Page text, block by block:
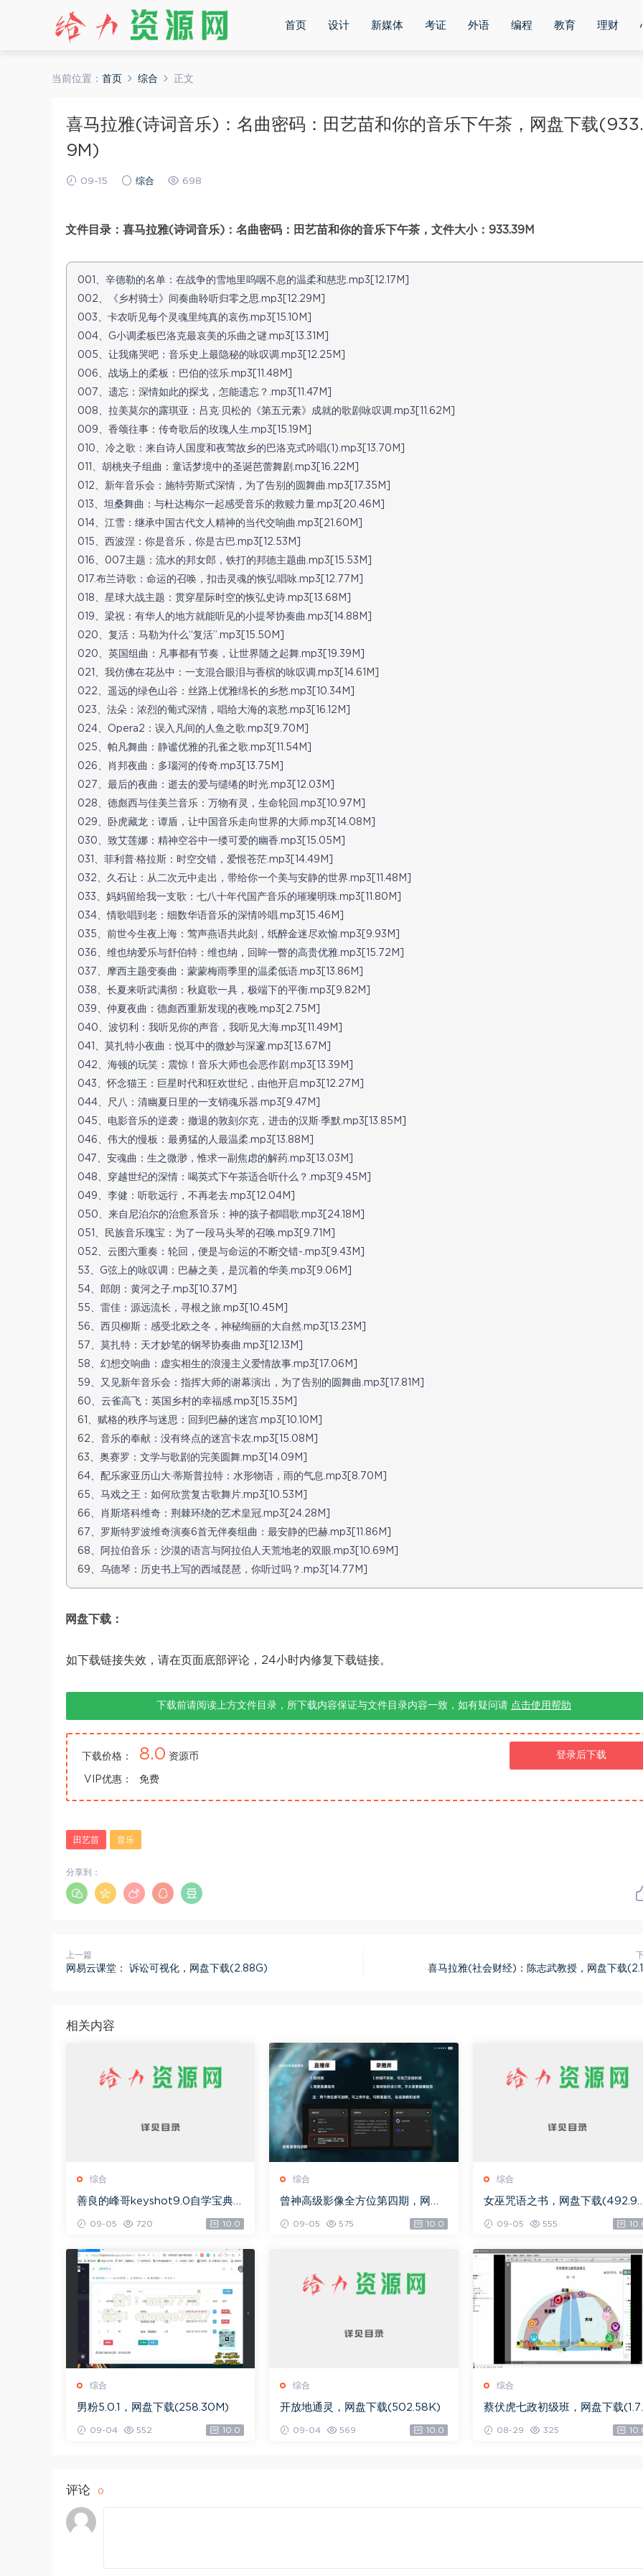
首页 设计 新媒体 考证 外语 编程 教育 理财
当前位置： 首页 综合 正文
喜马拉雅(诗词音乐)：名曲密码：田艺苗和你的音乐下午茶，网盘下载
9M)
09-15 综合 698
文件目录：喜马拉雅(诗词音乐)：名曲密码：田艺苗和你的音乐下午茶，文件大小：933.39M
001、辛德勒的名单：在战争的雪地里呜咽不息的温柔和慈悲.mp3[12.17M]
002、《乡村骑士》间奏曲聆听归零之思.mp3[12.29M]
003、卡农听见每个灵魂里纯真的哀伤.mp3[15.10M]
004、G小调柔板巴洛克最哀美的乐曲之谜.mp3[13.31M]
005、让我痛哭吧：音乐史上最隐秘的咏叹调.mp3[12.25M]
006、战场上的柔板：巴伯的弦乐.mp3[11.48M]
007、遗忘：深情如此的探戈，怎能遗忘？.mp3[11.47M]
008、拉美莫尔的露琪亚：吕克·贝松的《第五元素》成就的歌剧咏叹调.mp3[11.62M]
009、香颂往事：传奇歌后的玫瑰人生.mp3[15.19M]
010、冷之歌：来自诗人国度和夜莺故乡的巴洛克式吟唱(1).mp3[13.70M]
011、胡桃夹子组曲：童话梦境中的圣诞芭蕾舞剧.mp3[16.22M]
012、新年音乐会：施特劳斯式深情，为了告别的圆舞曲.mp3[17.35M]
013、坦桑舞曲：与杜达梅尔一起感受音乐的救赎力量.mp3[20.46M]
014、江雪：继承中国古代文人精神的当代交响曲.mp3[21.60M]
015、西波涅：你是音乐，你是古巴.mp3[12.53M]
016、007主题：流水的邦女郎，铁打的邦德主题曲.mp3[15.53M]
017.布兰诗歌：命运的召唤，扣击灵魂的恢弘唱咏.mp3[12.77M]
018、星球大战主题：贯穿星际时空的恢弘史诗.mp3[13.68M]
019、梁祝：有华人的地方就能听见的小提琴协奏曲.mp3[14.88M]
020、复活：马勒为什么“复活”.mp3[15.50M]
020、英国组曲：凡事都有节奏，让世界随之起舞.mp3[19.39M]
021、我仿佛在花丛中：一支混合眼泪与香槟的咏叹调.mp3[14.61M]
022、遥远的绿色山谷：丝路上优雅绵长的乡愁.mp3[10.34M]
023、法朵：浓烈的葡式深情，唱给大海的哀愁.mp3[16.12M]
024、Opera2：误入凡间的人鱼之歌.mp3[9.70M]
025、帕凡舞曲：静谧优雅的孔雀之歌.mp3[11.54M]
026、肖邦夜曲：多瑙河的传奇.mp3[13.75M]
027、最后的夜曲：逝去的爱与缱绻的时光.mp3[12.03M]
028、德彪西与佳美兰音乐：万物有灵，生命轮回.mp3[10.97M]
029、卧虎藏龙：谭盾，让中国音乐走向世界的大师.mp3[14.08M]
030、致艾莲娜：精神空谷中一缕可爱的幽香.mp3[15.05M]
031、菲利普·格拉斯：时空交错，爱恨苍茫.mp3[14.49M]
032、久石让：从二次元中走出，带给你一个美与安静的世界.mp3[11.48M]
033、妈妈留给我一支歌：七八十年代国产音乐的璀璨明珠.mp3[11.80M]
034、情歌唱到老：细数华语音乐的深情吟唱.mp3[15.46M]
035、前世今生夜上海：莺声燕语共此刻，纸醉金迷尽欢愉.mp3[9.93M]
036、维也纳爱乐与舒伯特：维也纳，回眸一瞥的高贵优雅.mp3[15.72M]
037、摩西主题变奏曲：蒙蒙梅雨季里的温柔低语.mp3[13.86M]
038、长夏来听武满彻：秋庭歌一具，极端下的平衡.mp3[9.82M]
039、仲夏夜曲：德彪西重新发现的夜晚.mp3[2.75M]
040、波切利：我听见你的声音，我听见大海.mp3[11.49M]
041、莫扎特小夜曲：悦耳中的微妙与深邃.mp3[13.67M]
042、海顿的玩笑：震惊！音乐大师也会恶作剧.mp3[13.39M]
043、怀念猫王：巨星时代和狂欢世纪，由他开启.mp3[12.27M]
044、尺八：清幽夏日里的一支销魂乐器.mp3[9.47M]
045、电影音乐的逆袭：撤退的敦刻尔克，进击的汉斯·季默.mp3[13.85M]
046、伟大的慢板：最勇猛的人最温柔.mp3[13.88M]
047、安魂曲：生之微渺，惟求一副焦虑的解药.mp3[13.03M]
048、穿越世纪的深情：喝英式下午茶适合听什么？.mp3[9.45M]
049、李健：听歌远行，不再老去.mp3[12.04M]
050、来自尼泊尔的治愈系音乐：神的孩子都唱歌.mp3[24.18M]
051、民族音乐瑰宝：为了一段马头琴的召唤.mp3[9.71M]
052、云图六重奏：轮回，便是与命运的不断交错-.mp3[9.43M]
53、G弦上的咏叹调：巴赫之美，是沉着的华美.mp3[9.06M]
54、郎朗：黄河之子.mp3[10.37M]
55、雷佳：源远流长，寻根之旅.mp3[10.45M]
56、西贝柳斯：感受北欧之冬，神秘绚丽的大自然.mp3[13.23M]
57、莫扎特：天才妙笔的钢琴协奏曲.mp3[12.13M]
58、幻想交响曲：虚实相生的浪漫主义爱情故事.mp3[17.06M]
59、又见新年音乐会：指挥大师的谢幕演出，为了告别的圆舞曲.mp3[17.81M]
60、云雀高飞：英国乡村的幸福感.mp3[15.35M]
61、赋格的秩序与迷思：回到巴赫的迷宫.mp3[10.10M]
62、音乐的奉献：没有终点的迷宫卡农.mp3[15.08M]
63、奥赛罗：文学与歌剧的完美圆舞.mp3[14.09M]
64、配乐家亚历山大·蒂斯普拉特：水形物语，雨的气息.mp3[8.70M]
65、马戏之王：如何欣赏复古歌舞片.mp3[10.53M]
66、肖斯塔科维奇：荆棘环绕的艺术皇冠.mp3[24.28M]
67、罗斯特罗波维奇演奏6首无伴奏组曲：最安静的巴赫.mp3[11.86M]
68、阿拉伯音乐：沙漠的语言与阿拉伯人天荒地老的双眼.mp3[10.69M]
69、乌德琴：历史书上写的西域琵琶，你听过吗？.mp3[14.77M]
网盘下载：
如下载链接失效，请在页面底部评论，24小时内修复下载链接。
下载前请阅读上方文件目录，所下载内容保证与文件目录内容一致，如有疑问请 点击使用帮助
下载价格： 8.0 资源币
VIP优惠： 免费
登录后下载
田艺苗 音乐
分享到：
上一篇
网易云课堂： 诉讼可视化，网盘下载(2.88G) 喜马拉雅(社会财经)：陈志武教授，网盘下载
相关内容
综合
善良的峰哥keyshot9.0自学宝典，
09-05 720 10.0
综合
曾神高级影像全方位第四期，网盘
09-05 575 10.0
综合
女巫咒语之书，网盘下载
09-05 555
综合
男粉5.0.1，网盘下载(258.30M)
09-04 552 10.0
综合
开放地通灵，网盘下载(502.58K)
09-04 569 10.0
综合
蔡伏虎七政初级班，网盘下载
08-29 325
评论 0